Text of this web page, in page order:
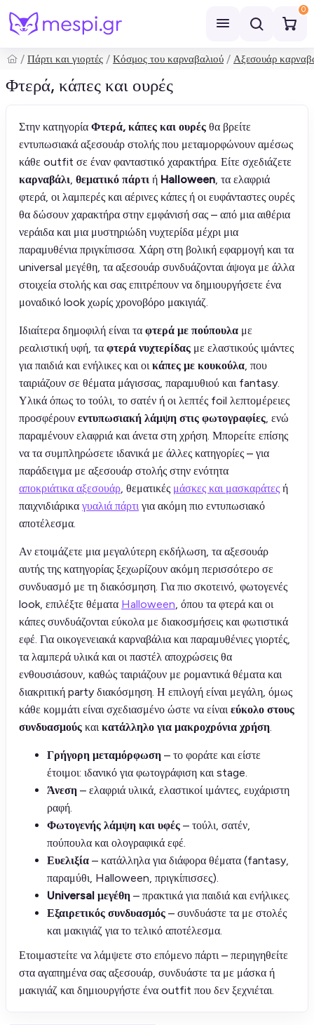
0
Αναζήτηση
Πάρτι και γιορτές Κόσμος του καρναβαλιού Αξεσουάρ
Φτερά, κάπες και ουρές
Στην κατηγορία Φτερά, κάπες και ουρές θα βρείτε
εντυπωσιακά αξεσουάρ στολής που μεταμορφώνουν αμέσως
κάθε outfit σε έναν φανταστικό χαρακτήρα. Είτε σχεδιάζετε
καρναβάλι, θεματικό πάρτι ή Halloween, τα ελαφριά
φτερά, οι λαμπερές και αέρινες κάπες ή οι ευφάνταστες ουρές
θα δώσουν χαρακτήρα στην εμφάνισή σας – από μια αιθέρια
νεράιδα και μια μυστηριώδη νυχτερίδα μέχρι μια
παραμυθένια πριγκίπισσα. Χάρη στη βολική εφαρμογή και τα
universal μεγέθη, τα αξεσουάρ συνδυάζονται άψογα με άλλα
στοιχεία στολής και σας επιτρέπουν να δημιουργήσετε ένα
μοναδικό look χωρίς χρονοβόρο μακιγιάζ.
Ιδιαίτερα δημοφιλή είναι τα φτερά με πούπουλα με
ρεαλιστική υφή, τα φτερά νυχτερίδας με ελαστικούς ιμάντες
για παιδιά και ενήλικες και οικάπες με κουκούλα, που
ταιριάζουν σε θέματα μάγισσας, παραμυθιού και fantasy.
Υλικά όπως το τούλι, το σατέν ή οι λεπτές foil λεπτομέρειες
προσφέρουν εντυπωσιακή λάμψη στις φωτογραφίες, ενώ
παραμένουν ελαφριά και άνετα στη χρήση. Μπορείτε επίσης
να τα συμπληρώσετε ιδανικά με άλλες κατηγορίες – για
παράδειγμα με αξεσουάρ στολής στην ενότητα
αποκριάτικα αξεσουάρ, θεματικές μάσκες και μασκαράτες ή
παιχνιδιάρικα γυαλιά πάρτιγια ακόμη πιο εντυπωσιακό
αποτέλεσμα.
Αν ετοιμάζετε μια μεγαλύτερη εκδήλωση, τα αξεσουάρ
αυτής της κατηγορίας ξεχωρίζουν ακόμη περισσότερο σε
συνδυασμό με τη διακόσμηση. Για πιο σκοτεινό, φωτογενές
look, επιλέξτε θέματα Halloween, όπου τα φτερά και οι
κάπες συνδυάζονται εύκολα με διακοσμήσεις και φωτιστικά
εφέ. Για οικογενειακά καρναβάλια και παραμυθένιες γιορτές,
τα λαμπερά υλικά και οι παστέλ αποχρώσεις θα
ενθουσιάσουν, καθώς ταιριάζουν με ρομαντικά θέματα και
διακριτική party διακόσμηση. Η επιλογή είναι μεγάλη, όμως
κάθε κομμάτι είναι σχεδιασμένο ώστε να είναιεύκολο στους
συνδυασμούς καικατάλληλο για μακροχρόνια χρήση.
Γρήγορη μεταμόρφωση – το φοράτε και είστε
έτοιμοι: ιδανικό για φωτογράφιση και stage.
Άνεση – ελαφριά υλικά, ελαστικοί ιμάντες, ευχάριστη
ραφή.
Φωτογενής λάμψη και υφές – τούλι, σατέν,
πούπουλα και ολογραφικά εφέ.
Ευελιξία – κατάλληλα για διάφορα θέματα (fantasy,
παραμύθι, Halloween, πριγκίπισσες).
Universal μεγέθη – πρακτικά για παιδιά και ενήλικες.
Εξαιρετικός συνδυασμός – συνδυάστε τα με στολές
και μακιγιάζ για το τελικό αποτέλεσμα.
Ετοιμαστείτε να λάμψετε στο επόμενο πάρτι – περιηγηθείτε
στα αγαπημένα σας αξεσουάρ, συνδυάστε τα με μάσκα ή
μακιγιάζ και δημιουργήστε ένα outfit που δεν ξεχνιέται.